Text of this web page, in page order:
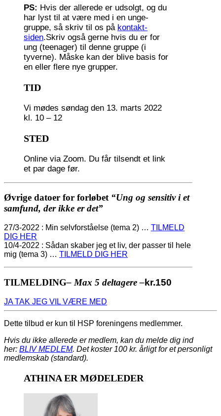
PS: Hvis der allerede er udsolgt, og du
har lyst til at være med i en unge-
gruppe, så skriv til os på kontakt-
siden.Skriv også gerne hvis du er for
ung (teenager) til denne gruppe (i
tyverne). Måske kan der blive basis for
en eller flere nye grupper.
TID
Vi mødes søndag den 13. marts 2022
kl. 10 – 12
STED
Online via Zoom. Du får tilsendt et link
et par dage før.
Øvrige datoer for forløbet “Ung og sensitiv i et
samfund, der ikke er det”
27/3-2022 : Min selvforståelse (tema 2) … TILMELD
DIG HER
10/4-2022 : Sådan skaber jeg et liv, der passer til hele
mig (tema 3) … TILMELD DIG HER
TILMELDING– Max 5 deltagere –kr.150
JA TAK JEG VIL VÆRE MED
Dette tilbud er kun til HSP foreningens medlemmer.
Hvis du ikke allerede er medlem, kan du melde dig ind
her: BLIV MEDLEM. Det koster 100 kr. årligt for et personligt
medlemskab (standard).
ATHINA ER MØDELEDER